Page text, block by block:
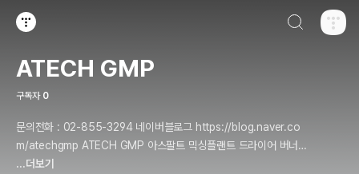
ATECH GMP
구독자 0
문의전화 : 02-855-3294 네이버블로그 https://blog.naver.co
m/atechgmp ATECH GMP 아스팔트 믹싱플랜트 드라이어 버너
콘크리트 믹싱 플랜트 트윈샤프트 제조업체입니다.
...더보기